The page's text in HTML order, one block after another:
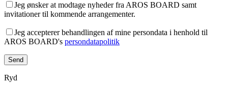
Jeg ønsker at modtage nyheder fra AROS BOARD samt
invitationer til kommende arrangementer.
Jeg accepterer behandlingen af mine persondata i henhold til
AROS BOARD's persondatapolitik
Ryd